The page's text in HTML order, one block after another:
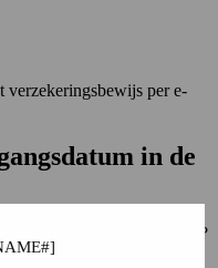
per e-
in de
in de toekomst?
eerste dag waarvoor de